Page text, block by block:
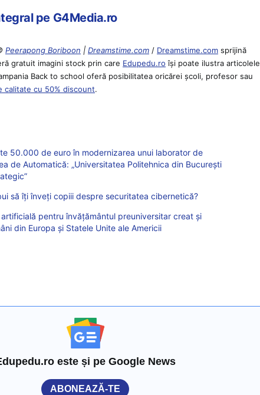
pe G4Media.ro
Peerapong Boriboon | Dreamstime.com / Dreamstime.com sprijină
gratuit imagini stock prin care Edupedu.ro îşi poate ilustra articolele
Back to school oferă posibilitatea oricărei școli, profesor sau
calitate cu 50% discount.
50.000 de euro în modernizarea unui laborator de
de Automatică: „Universitatea Politehnica din Bucureşti
să îți înveți copiii despre securitatea cibernetică?
pentru învățământul preuniversitar creat și
din Europa și Statele Unite ale Americii
este și pe Google News
ABONEAZĂ-TE